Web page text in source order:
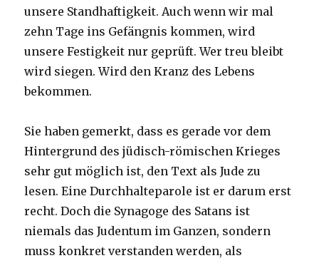
unsere Standhaftigkeit. Auch wenn wir mal
zehn Tage ins Gefängnis kommen, wird
unsere Festigkeit nur geprüft. Wer treu bleibt
wird siegen. Wird den Kranz des Lebens
bekommen.
Sie haben gemerkt, dass es gerade vor dem
Hintergrund des jüdisch-römischen Krieges
sehr gut möglich ist, den Text als Jude zu
lesen. Eine Durchhalteparole ist er darum erst
recht. Doch die Synagoge des Satans ist
niemals das Judentum im Ganzen, sondern
muss konkret verstanden werden, als